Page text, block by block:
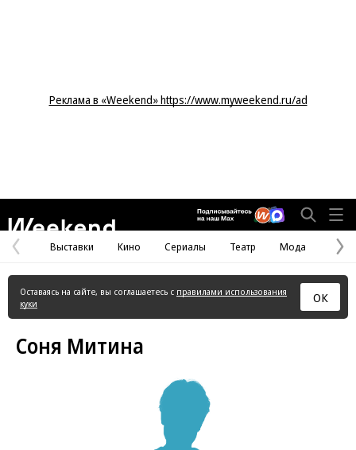
Реклама в «Weekend» https://www.myweekend.ru/ad
Предыдущая
страница
Выставки Кино Сериалы Театр Мода
Оставаясь на сайте, вы соглашаетесь с правилами использования
куки
ОК
Соня Митина